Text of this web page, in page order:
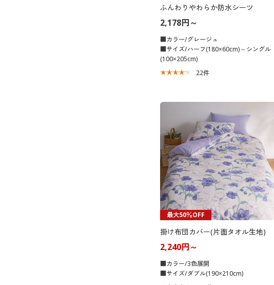
ふんわりやわらか防水シーツ
2,178円～
■カラー/グレージュ
■サイズ/ハーフ(180×60cm)～シングル
(100×205cm)
22件
最大50％OFF
掛け布団カバー(片面タオル生地)
2,240円～
■カラー/3色展開
■サイズ/ダブル(190×210cm)